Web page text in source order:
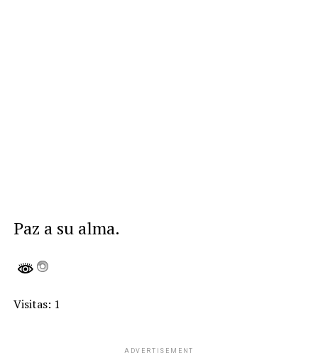
Paz a su alma.
Visitas: 1
ADVERTISEMENT